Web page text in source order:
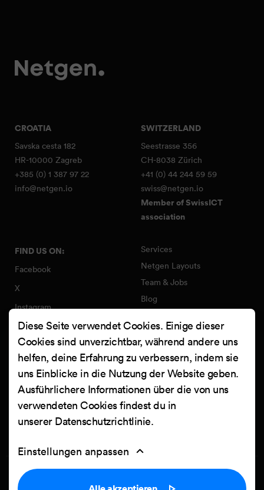
CROATIA
Savska cesta 182
HR-10000 Zagreb
+385 (0) 1 387 97 22
info@netgen.io
SWITZERLAND
Seestrasse 356
CH-8038 Zürich
+41 (0) 44 244 59 59
swiss@netgen.io
Member of SwissICT
association
FIND US ON:
Facebook
X
Instagram
LinkedIn
YouTube
Clutch
Services
Netgen Layouts
Team & Jobs
Blog
Netgen Stack für Ibexa/eZ
Platform
Arbeiten
Kontakt
Diese Seite verwendet Cookies. Einige dieser
Cookies sind unverzichtbar, während andere uns
helfen, deine Erfahrung zu verbessern, indem sie
uns Einblicke in die Nutzung der Website geben.
Ausführlichere Informationen über die von uns
verwendeten Cookies findest du in
unserer Datenschutzrichtlinie.
Einstellungen anpassen